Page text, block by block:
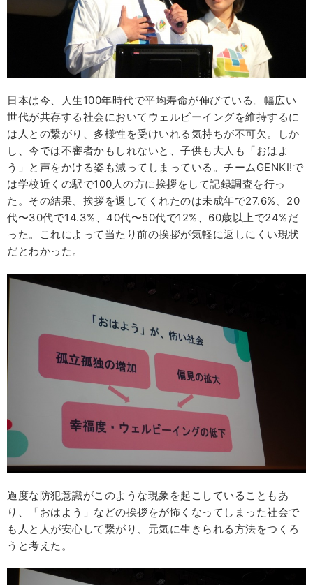
日本は今、人生100年時代で平均寿命が伸びている。幅広い
世代が共存する社会においてウェルビーイングを維持するに
は人との繋がり、多様性を受けいれる気持ちが不可欠。しか
し、今では不審者かもしれないと、子供も大人も「おはよ
う」と声をかける姿も減ってしまっている。チームGENKI!で
は学校近くの駅で100人の方に挨拶をして記録調査を行っ
た。その結果、挨拶を返してくれたのは未成年で27.6%、20
代〜30代で14.3%、40代〜50代で12%、60歳以上で24%だ
った。これによって当たり前の挨拶が気軽に返しにくい現状
だとわかった。
過度な防犯意識がこのような現象を起こしていることもあ
り、「おはよう」などの挨拶をが怖くなってしまった社会で
も人と人が安心して繋がり、元気に生きられる方法をつくろ
うと考えた。